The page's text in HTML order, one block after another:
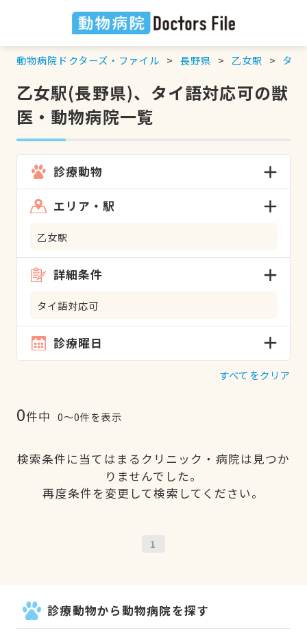
動物病院ドクターズ・ファイル 長野県 乙女駅 タイ
乙女駅(長野県)、タイ語対応可の獣
医・動物病院一覧
診療動物
エリア・駅
乙女駅
詳細条件
タイ語対応可
診療曜日
すべてをクリア
0件中 0〜0件を表示
検索条件に当てはまるクリニック・病院は見つか
りませんでした。
再度条件を変更して検索してください。
1
診療動物から動物病院を探す